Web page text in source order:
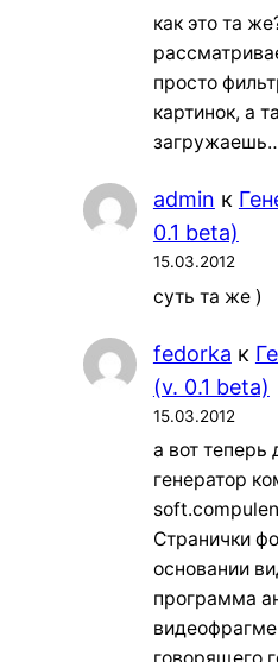
как это та
просто
картинок, а
admin к
0.1 beta)
15.03.2012
суть та же )
fedorka к
(v. 0.1 beta)
15.03.2012
а вот теперь
генератор
Странички
основании
программа